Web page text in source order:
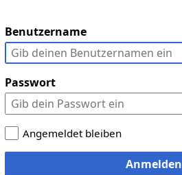
Benutzername
Passwort
Angemeldet bleiben
Anmelden